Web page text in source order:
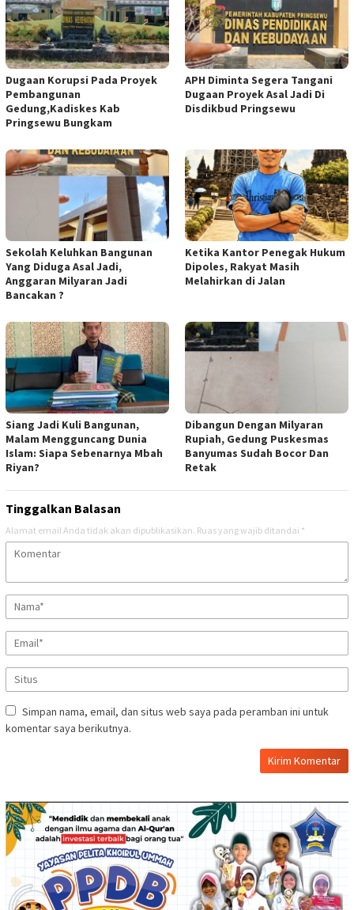
Dugaan Korupsi Pada Proyek
Pembangunan
Gedung,Kadiskes Kab
Pringsewu Bungkam
APH Diminta Segera Tangani
Dugaan Proyek Asal Jadi Di
Disdikbud Pringsewu
Sekolah Keluhkan Bangunan
Yang Diduga Asal Jadi,
Anggaran Milyaran Jadi
Bancakan ?
Ketika Kantor Penegak Hukum
Dipoles, Rakyat Masih
Melahirkan di Jalan
Siang Jadi Kuli Bangunan,
Malam Mengguncang Dunia
Islam: Siapa Sebenarnya Mbah
Riyan?
Dibangun Dengan Milyaran
Rupiah, Gedung Puskesmas
Banyumas Sudah Bocor Dan
Retak
Tinggalkan Balasan
Alamat email Anda tidak akan dipublikasikan. Ruas yang wajib ditandai *
Simpan nama, email, dan situs web saya pada peramban ini untuk
komentar saya berikutnya.